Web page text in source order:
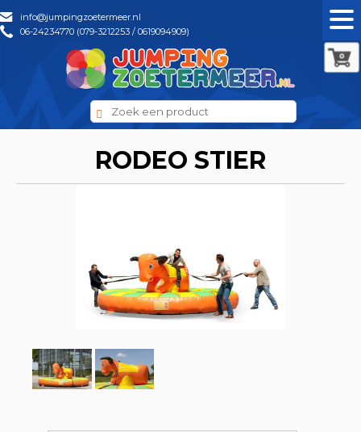
0
info@jumpingzoetermeer.nl
06-24234770 (079-3212253 / 0619094909)
RODEO STIER